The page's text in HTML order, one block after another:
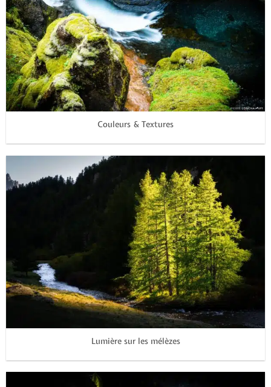
Couleurs & Textures
Lumière sur les mélèzes